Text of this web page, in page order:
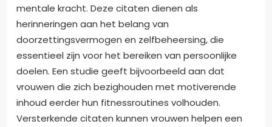
mentale kracht. Deze citaten dienen als
herinneringen aan het belang van
doorzettingsvermogen en zelfbeheersing, die
essentieel zijn voor het bereiken van persoonlijke
doelen. Een studie geeft bijvoorbeeld aan dat
vrouwen die zich bezighouden met motiverende
inhoud eerder hun fitnessroutines volhouden.
Versterkende citaten kunnen vrouwen helpen een